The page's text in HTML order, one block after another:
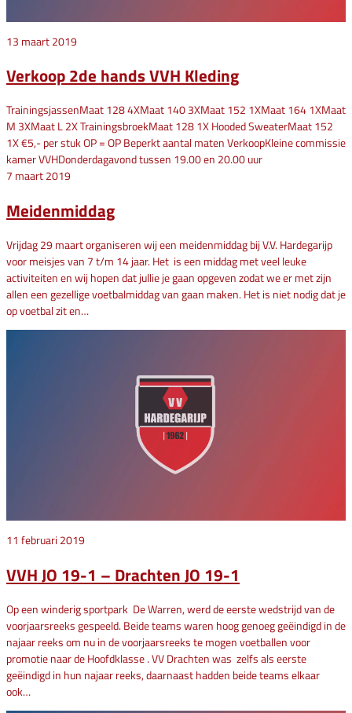
13 maart 2019
Verkoop 2de hands VVH Kleding
TrainingsjassenMaat 128 4XMaat 140 3XMaat 152 1XMaat 164 1XMaat
M 3XMaat L 2X TrainingsbroekMaat 128 1X Hooded SweaterMaat 152
1X €5,- per stuk OP = OP Beperkt aantal maten VerkoopKleine commissie
kamer VVHDonderdagavond tussen 19.00 en 20.00 uur
7 maart 2019
Meidenmiddag
Vrijdag 29 maart organiseren wij een meidenmiddag bij V.V. Hardegarijp
voor meisjes van 7 t/m 14 jaar. Het is een middag met veel leuke
activiteiten en wij hopen dat jullie je gaan opgeven zodat we er met zijn
allen een gezellige voetbalmiddag van gaan maken. Het is niet nodig dat je
op voetbal zit en…
11 februari 2019
VVH JO 19-1 – Drachten JO 19-1
Op een winderig sportpark De Warren, werd de eerste wedstrijd van de
voorjaarsreeks gespeeld. Beide teams waren hoog genoeg geëindigd in de
najaar reeks om nu in de voorjaarsreeks te mogen voetballen voor
promotie naar de Hoofdklasse . VV Drachten was zelfs als eerste
geëindigd in hun najaar reeks, daarnaast hadden beide teams elkaar
ook…